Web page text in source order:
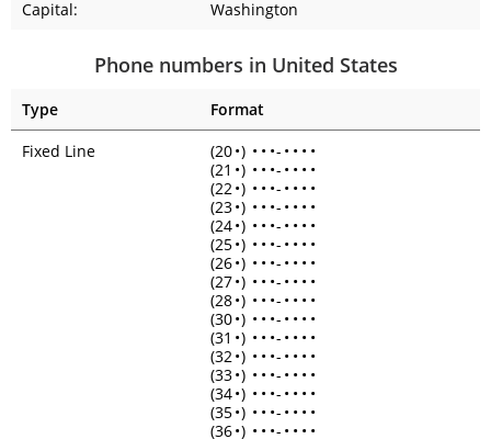
Capital: Washington
Phone numbers in United States
Type
Format
Fixed Line
(20•) • • •- • • • •
(21 •) • • •- • • • •
(22•) • • •- • • • •
(23•) • • •- • • • •
(24•) • • •- • • • •
(25•) • • •- • • • •
(26•) • • •- • • • •
(27•) • • •- • • • •
(28•) • • •- • • • •
(30•) • • •- • • • •
(31 •) • • •- • • • •
(32•) • • •- • • • •
(33•) • • •- • • • •
(34•) • • •- • • • •
(35•) • • •- • • • •
(36•) • • •- • • • •